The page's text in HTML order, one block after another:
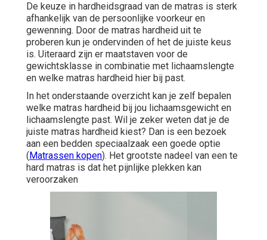
De keuze in hardheidsgraad van de matras is sterk
afhankelijk van de persoonlijke voorkeur en
gewenning. Door de matras hardheid uit te
proberen kun je ondervinden of het de juiste keus
is. Uiteraard zijn er maatstaven voor de
gewichtsklasse in combinatie met lichaamslengte
en welke matras hardheid hier bij past.
In het onderstaande overzicht kan je zelf bepalen
welke matras hardheid bij jou lichaamsgewicht en
lichaamslengte past. Wil je zeker weten dat je de
juiste matras hardheid kiest? Dan is een bezoek
aan een bedden speciaalzaak een goede optie
( Matrassen kopen). Het grootste nadeel van een te
hard matras is dat het pijnlijke plekken kan
veroorzaken